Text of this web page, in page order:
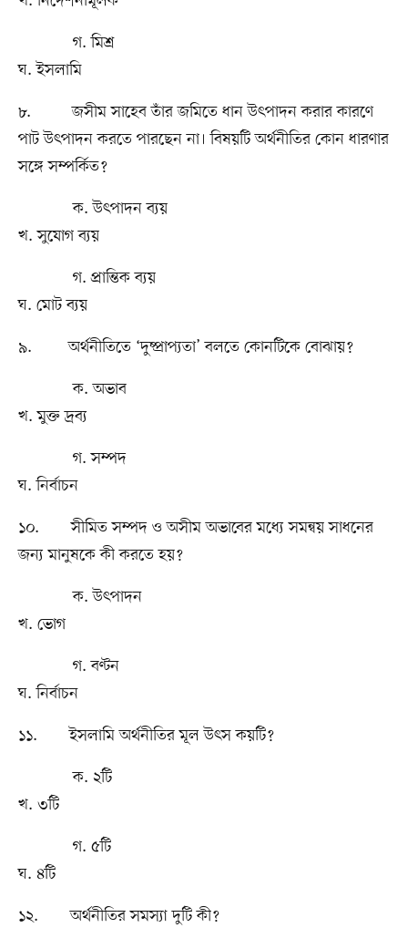
গ. মিশ্র
ঘ. ইসলামি
৮. জসীম সাহেব তাঁর জমিতে ধান উৎপাদন করার কারণে
পাট উৎপাদন করতে পারছেন না। বিষয়টি অর্থনীতির কোন ধারণার
সঙ্গে সম্পর্কিত?
ক. উৎপাদন ব্যয়
খ. সুযোগ ব্যয়
গ. প্রান্তিক ব্যয়
ঘ. মোট ব্যয়
৯. অর্থনীতিতে ‘দুষ্প্রাপ্যতা’ বলতে কোনটিকে বোঝায়?
ক. অভাব
খ. মুক্ত দ্রব্য
গ. সম্পদ
ঘ. নির্বাচন
১০. সীমিত সম্পদ ও অসীম অভাবের মধ্যে সমন্বয় সাধনের
জন্য মানুষকে কী করতে হয়?
ক. উৎপাদন
খ. ভোগ
গ. বণ্টন
ঘ. নির্বাচন
১১. ইসলামি অর্থনীতির মূল উৎস কয়টি?
ক. ২টি
খ. ৩টি
গ. ৫টি
ঘ. ৪টি
১২. অর্থনীতির সমস্যা দুটি কী?